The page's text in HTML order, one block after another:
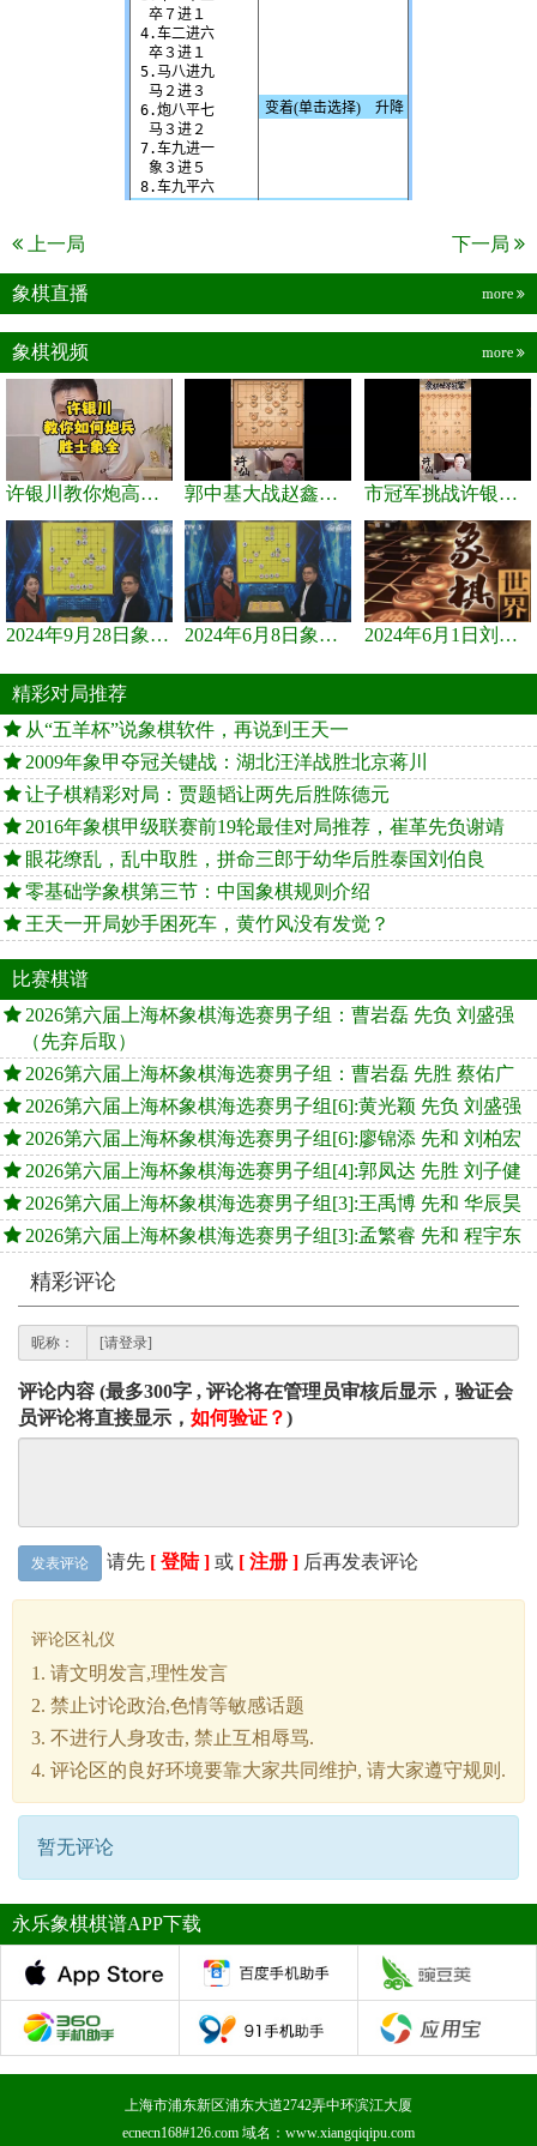
上一局 下一局
象棋直播 more
象棋视频 more
许银川教你炮高兵士象全如何赢士象全，简单四步即可 郭中基大战赵鑫鑫，许银川激情讲解 市冠军挑战许银川，急进中兵变化真激烈！
2024年9月28日象棋世界栏目，刘君、蒋川讲解了第九届杨官璘杯象棋... 2024年6月8日象棋世界，刘君、蒋川讲解了第九届杨官璘杯全国象棋... 2024年6月1日刘君、蒋川讲解第三届上海杯象棋大师赛谢靖与李少庚...
精彩对局推荐
从“五羊杯”说象棋软件，再说到王天一
2009年象甲夺冠关键战：湖北汪洋战胜北京蒋川
让子棋精彩对局：贾题韬让两先后胜陈德元
2016年象棋甲级联赛前19轮最佳对局推荐，崔革先负谢靖
眼花缭乱，乱中取胜，拼命三郎于幼华后胜泰国刘伯良
零基础学象棋第三节：中国象棋规则介绍
王天一开局妙手困死车，黄竹风没有发觉？
比赛棋谱
2026第六届上海杯象棋海选赛男子组：曹岩磊 先负 刘盛强
（先弃后取）
2026第六届上海杯象棋海选赛男子组：曹岩磊 先胜 蔡佑广
2026第六届上海杯象棋海选赛男子组[6]:黄光颖 先负 刘盛强
2026第六届上海杯象棋海选赛男子组[6]:廖锦添 先和 刘柏宏
2026第六届上海杯象棋海选赛男子组[4]:郭凤达 先胜 刘子健
2026第六届上海杯象棋海选赛男子组[3]:王禹博 先和 华辰昊
2026第六届上海杯象棋海选赛男子组[3]:孟繁睿 先和 程宇东
精彩评论
昵称：
评论内容 (最多300字 , 评论将在管理员审核后显示，验证会
员评论将直接显示， 如何验证？)
发表评论 请先 [ 登陆 ] 或 [ 注册 ] 后再发表评论
评论区礼仪
1. 请文明发言,理性发言
2. 禁止讨论政治,色情等敏感话题
3. 不进行人身攻击, 禁止互相辱骂.
4. 评论区的良好环境要靠大家共同维护, 请大家遵守规则.
暂无评论
永乐象棋棋谱APP下载
上海市浦东新区浦东大道2742弄中环滨江大厦
ecnecn168#126.com 域名：www.xiangqiqipu.com